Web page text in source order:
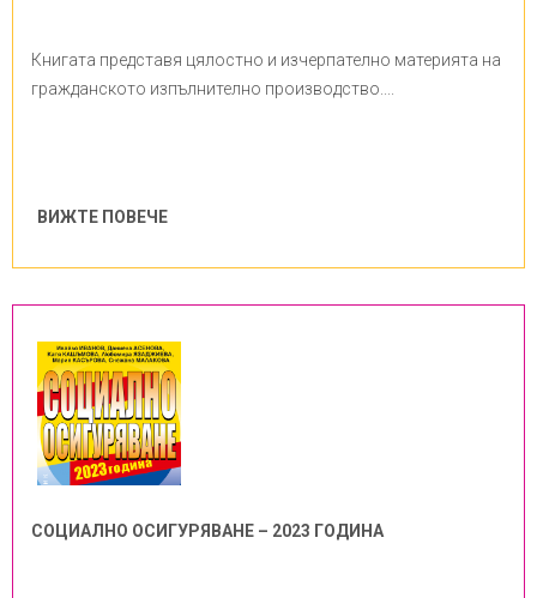
Книгата представя цялостно и изчерпателно материята на
гражданското изпълнително производство....
ВИЖТЕ ПОВЕЧЕ
СОЦИАЛНО ОСИГУРЯВАНЕ – 2023 ГОДИНА